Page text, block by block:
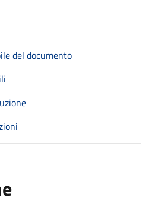
del documento